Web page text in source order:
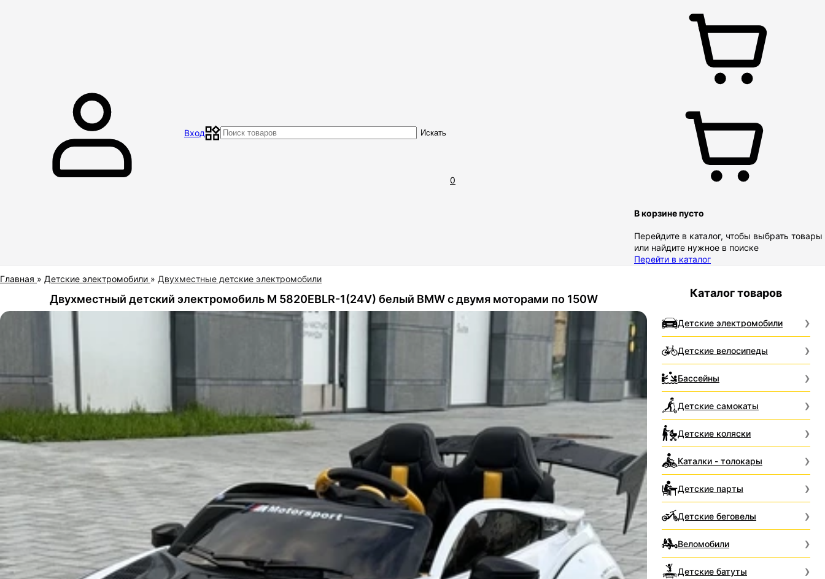
МагазинКонтакты ОтзывыДоставка и оплатаОбмен и возврат товара
Вход Искать
0
В корзине пусто
Перейдите в каталог, чтобы выбрать товары
или найдите нужное в поиске
Перейти в каталог
Главная » Детские электромобили » Двухместные детские электромобили
Двухместный детский электромобиль M 5820EBLR-1(24V) белый BMW с двумя моторами по 150W Каталог товаров
Детские электромобили
Детские велосипеды
Бассейны
Детские самокаты
Детские коляски
Каталки - толокары
Детские парты
Детские беговелы
Веломобили
Детские батуты